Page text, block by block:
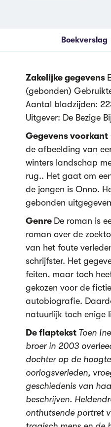
Boekverslag
Zakelijke gegevens
(gebonden)
Aantal bladzijden:
Uitgever: De Bezige
Gegevens voorkant
de afbeelding van
winters landschap
rug.. Het gaat om
de jongen is Onno.
gebonden
Genre De roman is
roman over de
van het foute
schrijfster. Het
feiten, maar toch
gekozen voor de
autobiografie.
natuurlijk toch enige
De flaptekst Toen
broer in 2003
dochter op de
oorlogsverleden,
geschiedenis van
beschrijven.
onthutsende portret